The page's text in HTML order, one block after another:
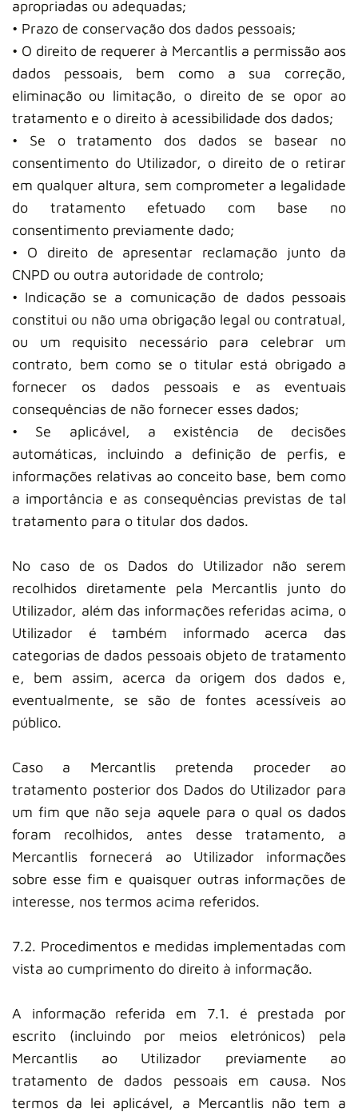
apropriadas ou adequadas;
• Prazo de conservação dos dados pessoais;
• O direito de requerer à Mercantlis a permissão aos
dados pessoais, bem como a sua correção,
eliminação ou limitação, o direito de se opor ao
tratamento e o direito à acessibilidade dos dados;
• Se o tratamento dos dados se basear no
consentimento do Utilizador, o direito de o retirar
em qualquer altura, sem comprometer a legalidade
do tratamento efetuado com base no
consentimento previamente dado;
• O direito de apresentar reclamação junto da
CNPD ou outra autoridade de controlo;
• Indicação se a comunicação de dados pessoais
constitui ou não uma obrigação legal ou contratual,
ou um requisito necessário para celebrar um
contrato, bem como se o titular está obrigado a
fornecer os dados pessoais e as eventuais
consequências de não fornecer esses dados;
• Se aplicável, a existência de decisões
automáticas, incluindo a definição de perfis, e
informações relativas ao conceito base, bem como
a importância e as consequências previstas de tal
tratamento para o titular dos dados.
No caso de os Dados do Utilizador não serem
recolhidos diretamente pela Mercantlis junto do
Utilizador, além das informações referidas acima, o
Utilizador é também informado acerca das
categorias de dados pessoais objeto de tratamento
e, bem assim, acerca da origem dos dados e,
eventualmente, se são de fontes acessíveis ao
público.
Caso a Mercantlis pretenda proceder ao
tratamento posterior dos Dados do Utilizador para
um fim que não seja aquele para o qual os dados
foram recolhidos, antes desse tratamento, a
Mercantlis fornecerá ao Utilizador informações
sobre esse fim e quaisquer outras informações de
interesse, nos termos acima referidos.
7.2. Procedimentos e medidas implementadas com
vista ao cumprimento do direito à informação.
A informação referida em 7.1. é prestada por
escrito (incluindo por meios eletrónicos) pela
Mercantlis ao Utilizador previamente ao
tratamento de dados pessoais em causa. Nos
termos da lei aplicável, a Mercantlis não tem a